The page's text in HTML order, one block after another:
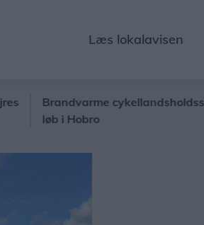
Læs lokalavisen
Brandvarme
løb i Hobro